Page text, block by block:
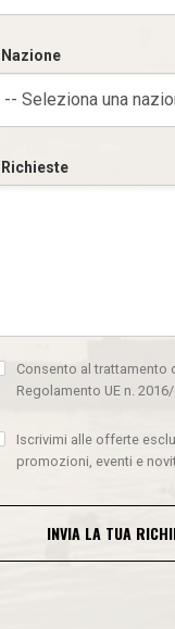
Nazione
-- Seleziona una
Richieste
Consento al trattamento
Regolamento UE n.
Iscrivimi alle offerte
promozioni, eventi e
INVIA LA TUA